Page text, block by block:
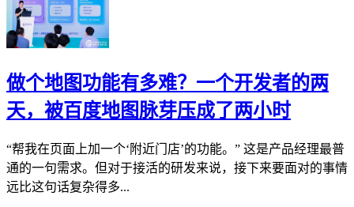
做个地图功能有多难？一个开发者的两
天，被百度地图脉芽压成了两小时
“帮我在页面上加一个‘附近门店’的功能。” 这是产品经理最普
通的一句需求。但对于接活的研发来说，接下来要面对的事情
远比这句话复杂得多...